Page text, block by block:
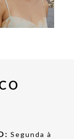
Segunda à